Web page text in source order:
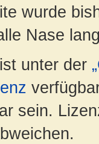
wurde
Nase
unter der
sein.